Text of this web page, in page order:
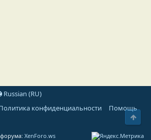
Russian (RU)
конфиденциальности Помощь
XenForo.ws